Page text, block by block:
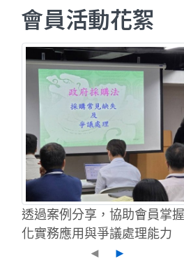
會員活動花絮
透過案例分享，協助會員掌
化實務應用與爭議處理能力
◄
►